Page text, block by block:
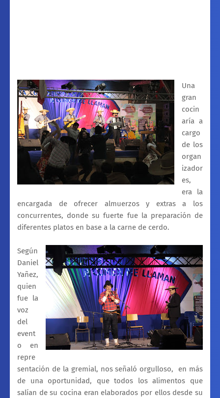
Una
gran
cocin
aría a
cargo
de los
organ
izador
es,
era la
encargada de ofrecer almuerzos y extras a los
concurrentes, donde su fuerte fue la preparación de
diferentes platos en base a la carne de cerdo.
Según
Daniel
Yañez,
quien
fue la
voz
del
event
o en
repre
sentación de la gremial, nos señaló orgulloso, en más
de una oportunidad, que todos los alimentos que
salían de su cocina eran elaborados por ellos desde su